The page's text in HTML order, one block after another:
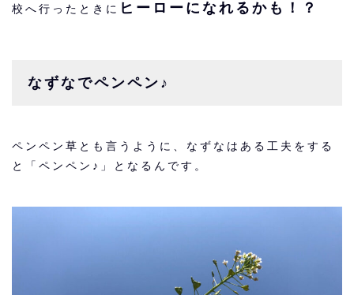
校へ行ったときに ヒーローになれるかも！？
なずなでペンペン♪
ペンペン草とも言うように、なずなはある工夫をする
と「ペンペン♪」となるんです。